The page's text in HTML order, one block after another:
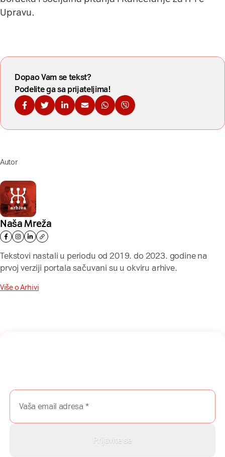
Upravu.
Dopao Vam se tekst?
Podelite ga sa prijateljima!
Podelite na Fejsbuku
Podelite na Tviteru
Podelite na Linkdinu
Podelite na imejl
Podelite na WhatsApp
Podelite na Viberu
Autor
Naša Mreža
Tekstovi nastali u periodu od 2019. do 2023. godine na
prvoj verziji portala sačuvani su u okviru arhive.
Više o Arhivi